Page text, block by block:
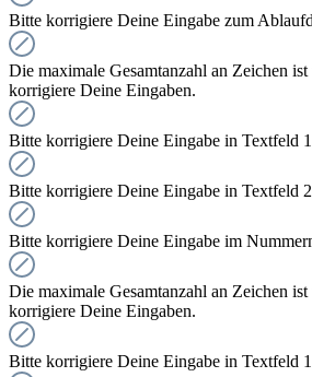
Bitte korrigiere Deine Eingabe zum
Die maximale Gesamtanzahl an Zeichen
korrigiere Deine Eingaben.
Bitte korrigiere Deine Eingabe in Textfeld
Bitte korrigiere Deine Eingabe in Textfeld
Bitte korrigiere Deine Eingabe im
Die maximale Gesamtanzahl an Zeichen
korrigiere Deine Eingaben.
Bitte korrigiere Deine Eingabe in Textfeld